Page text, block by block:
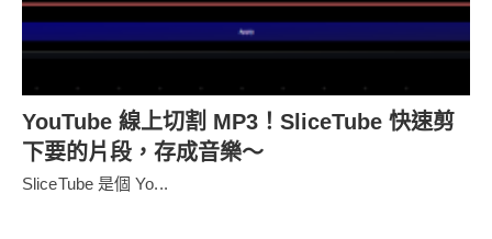
YouTube 線上切割 MP3！SliceTube 快速剪
下要的片段，存成音樂～
SliceTube 是個 Yo...